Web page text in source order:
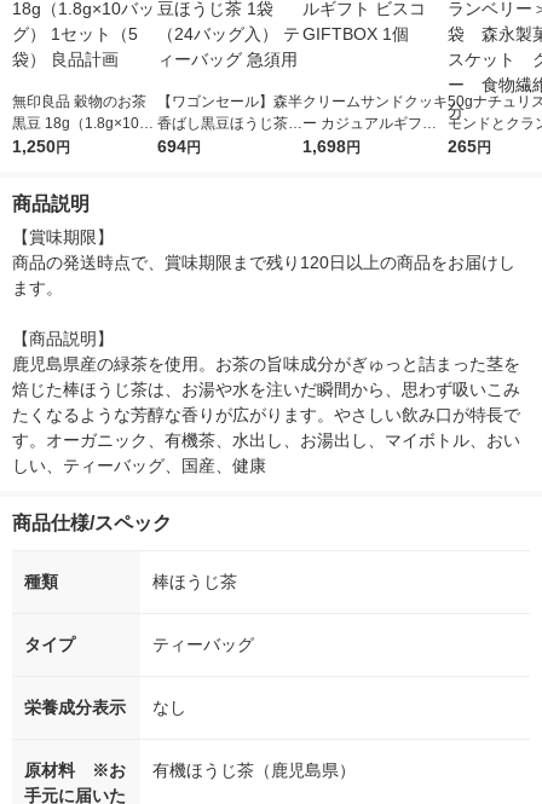
無印良品 穀物のお茶
黒豆 18g（1.8g×10バ
ッグ） 1セット（5
1,250円
【ワゴンセール】森半
香ばし黒豆ほうじ茶 1
袋（24バッグ入） テ
694円
クリームサンドクッキ
ー カジュアルギフト
ビスコ GIFTBOX 1
1,698円
50gナチュリ
モンドとクラ
＞ 1袋 森
265円
商品説明
【賞味期限】
商品の発送時点で、賞味期限まで残り120日以上の商品をお届けし
ます。
【商品説明】
鹿児島県産の緑茶を使用。お茶の旨味成分がぎゅっと詰まった茎を
焙じた棒ほうじ茶は、お湯や水を注いだ瞬間から、思わず吸いこみ
たくなるような芳醇な香りが広がります。やさしい飲み口が特長で
す。オーガニック、有機茶、水出し、お湯出し、マイボトル、おい
しい、ティーバッグ、国産、健康
商品仕様/スペック
種類 棒ほうじ茶
タイプ ティーバッグ
栄養成分表示 なし
原材料 ※お
手元に届いた
有機ほうじ茶（鹿児島県）